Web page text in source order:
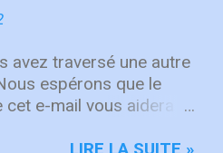
avez traversé une autre
espérons que le
cet e-mail vous aidera à